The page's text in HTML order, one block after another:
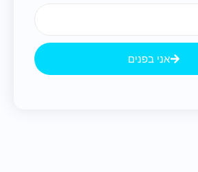
אני בפנים